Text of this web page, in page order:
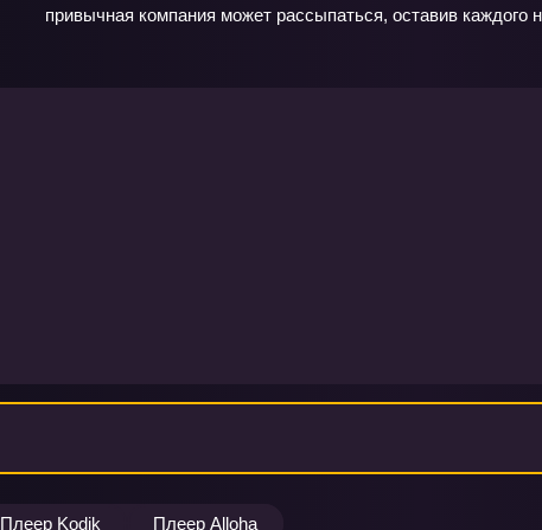
привычная компания может рассыпаться, оставив каждого
Плеер Kodik Плеер Alloha